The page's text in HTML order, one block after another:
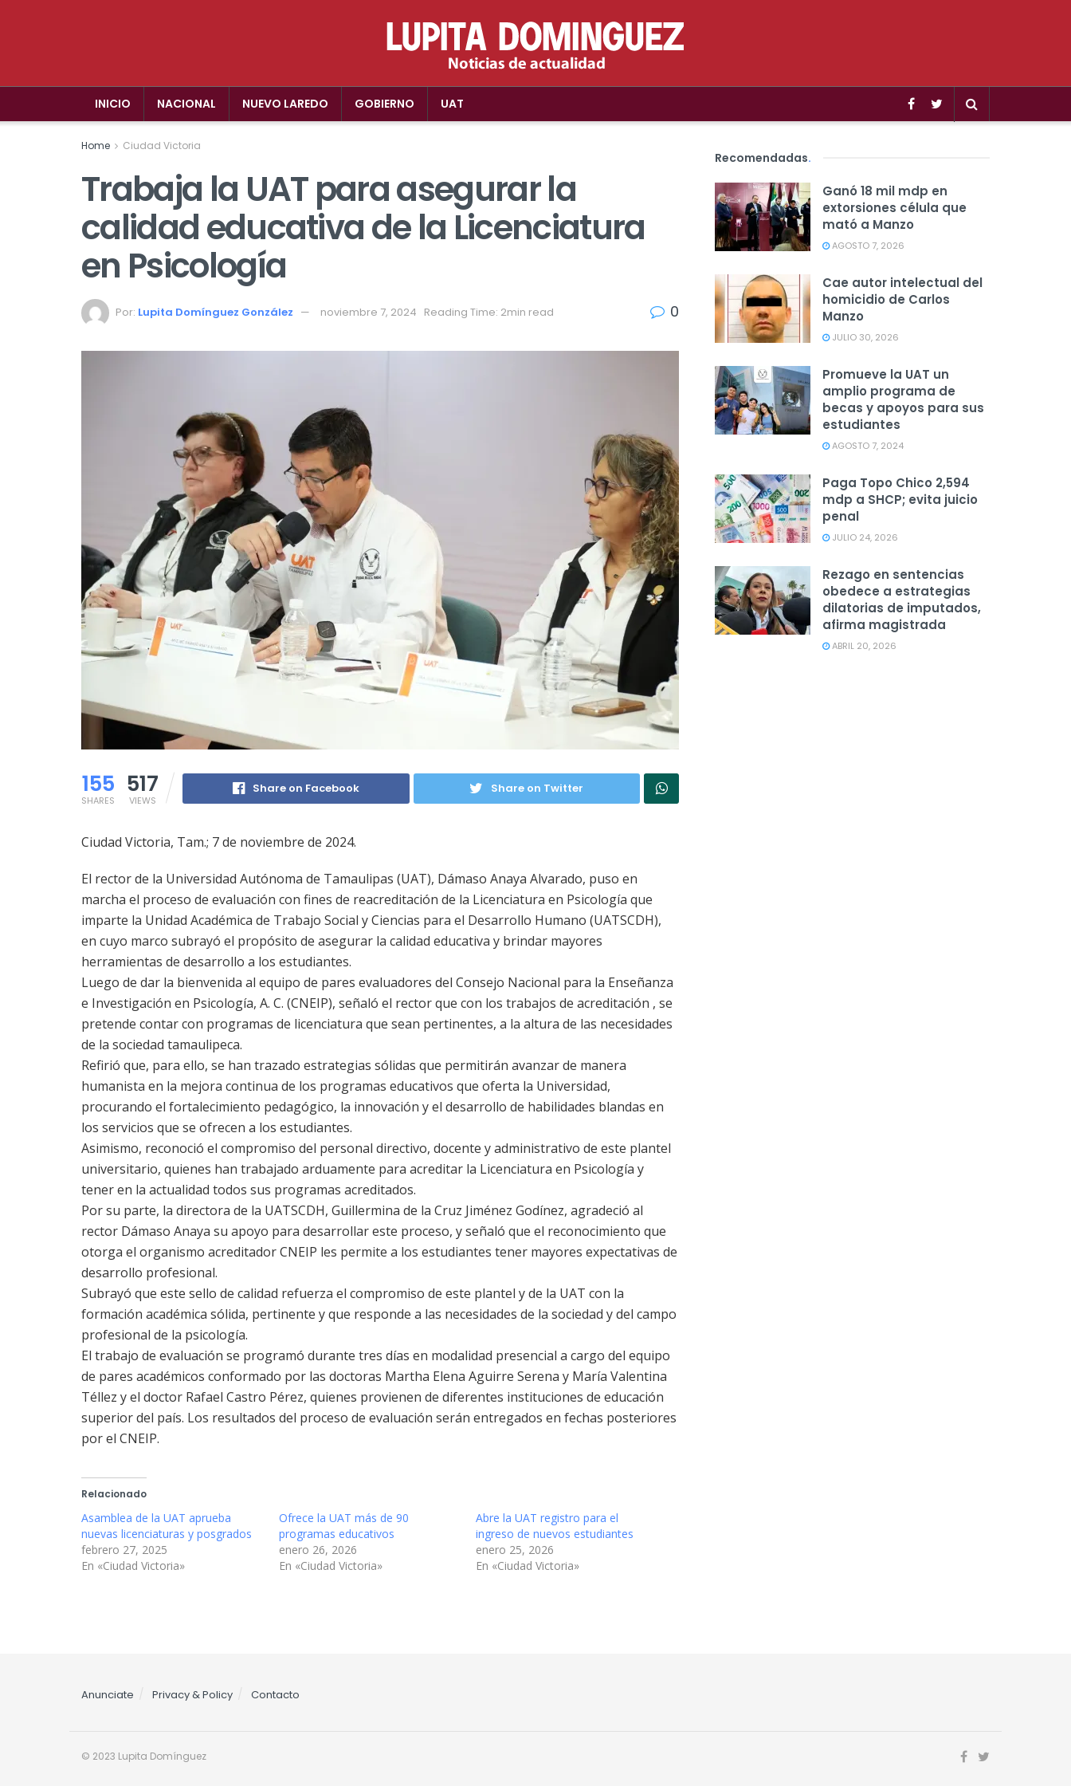
INICIO NACIONAL NUEVO LAREDO GOBIERNO UAT
Home Ciudad Victoria
Trabaja la UAT para asegurar la
calidad educativa de la Licenciatura
en Psicología
Por: Lupita Domínguez González noviembre 7, 2024 Reading Time: 2min read 0
155
SHARES
517
VIEWS
Share on Facebook Share on Twitter
Ciudad Victoria, Tam.; 7 de noviembre de 2024.
El rector de la Universidad Autónoma de Tamaulipas (UAT), Dámaso Anaya Alvarado, puso en
marcha el proceso de evaluación con fines de reacreditación de la Licenciatura en Psicología que
imparte la Unidad Académica de Trabajo Social y Ciencias para el Desarrollo Humano (UATSCDH),
en cuyo marco subrayó el propósito de asegurar la calidad educativa y brindar mayores
herramientas de desarrollo a los estudiantes.
Luego de dar la bienvenida al equipo de pares evaluadores del Consejo Nacional para la Enseñanza
e Investigación en Psicología, A. C. (CNEIP), señaló el rector que con los trabajos de acreditación , se
pretende contar con programas de licenciatura que sean pertinentes, a la altura de las necesidades
de la sociedad tamaulipeca.
Refirió que, para ello, se han trazado estrategias sólidas que permitirán avanzar de manera
humanista en la mejora continua de los programas educativos que oferta la Universidad,
procurando el fortalecimiento pedagógico, la innovación y el desarrollo de habilidades blandas en
los servicios que se ofrecen a los estudiantes.
Asimismo, reconoció el compromiso del personal directivo, docente y administrativo de este plantel
universitario, quienes han trabajado arduamente para acreditar la Licenciatura en Psicología y
tener en la actualidad todos sus programas acreditados.
Por su parte, la directora de la UATSCDH, Guillermina de la Cruz Jiménez Godínez, agradeció al
rector Dámaso Anaya su apoyo para desarrollar este proceso, y señaló que el reconocimiento que
otorga el organismo acreditador CNEIP les permite a los estudiantes tener mayores expectativas de
desarrollo profesional.
Subrayó que este sello de calidad refuerza el compromiso de este plantel y de la UAT con la
formación académica sólida, pertinente y que responde a las necesidades de la sociedad y del campo
profesional de la psicología.
El trabajo de evaluación se programó durante tres días en modalidad presencial a cargo del equipo
de pares académicos conformado por las doctoras Martha Elena Aguirre Serena y María Valentina
Téllez y el doctor Rafael Castro Pérez, quienes provienen de diferentes instituciones de educación
superior del país. Los resultados del proceso de evaluación serán entregados en fechas posteriores
por el CNEIP.
Relacionado
Asamblea de la UAT aprueba
nuevas licenciaturas y posgrados
febrero 27, 2025
En «Ciudad Victoria»
Ofrece la UAT más de 90
programas educativos
enero 26, 2026
En «Ciudad Victoria»
Abre la UAT registro para el
ingreso de nuevos estudiantes
enero 25, 2026
En «Ciudad Victoria»
Recomendadas.
Ganó 18 mil mdp en
extorsiones célula que
mató a Manzo
AGOSTO 7, 2026
Cae autor intelectual del
homicidio de Carlos
Manzo
JULIO 30, 2026
Promueve la UAT un
amplio programa de
becas y apoyos para sus
estudiantes
AGOSTO 7, 2024
Paga Topo Chico 2,594
mdp a SHCP; evita juicio
penal
JULIO 24, 2026
Rezago en sentencias
obedece a estrategias
dilatorias de imputados,
afirma magistrada
ABRIL 20, 2026
Anunciate Privacy & Policy Contacto
© 2023 Lupita Domínguez